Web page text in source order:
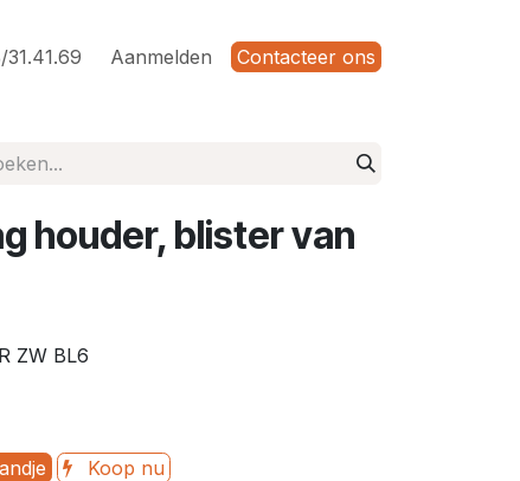
31.41.69 Aanmelden Contacteer ons
houder, blister van
ZW BL6
Koop nu